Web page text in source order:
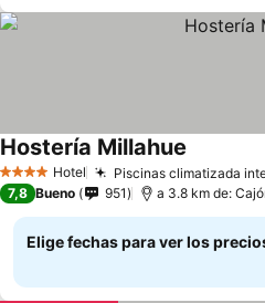
4 EstrellasHotel Piscinas climatizada
Hostería Millahue
7,8 Bueno 951 a 3.8 km de:
Elige fechas para ver los